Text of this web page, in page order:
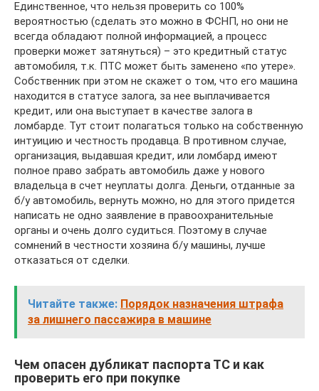
Единственное, что нельзя проверить со 100%
вероятностью (сделать это можно в ФСНП, но они не
всегда обладают полной информацией, а процесс
проверки может затянуться) – это кредитный статус
автомобиля, т.к. ПТС может быть заменено «по утере».
Собственник при этом не скажет о том, что его машина
находится в статусе залога, за нее выплачивается
кредит, или она выступает в качестве залога в
ломбарде. Тут стоит полагаться только на собственную
интуицию и честность продавца. В противном случае,
организация, выдавшая кредит, или ломбард имеют
полное право забрать автомобиль даже у нового
владельца в счет неуплаты долга. Деньги, отданные за
б/у автомобиль, вернуть можно, но для этого придется
написать не одно заявление в правоохранительные
органы и очень долго судиться. Поэтому в случае
сомнений в честности хозяина б/у машины, лучше
отказаться от сделки.
Читайте также: Порядок назначения штрафа
за лишнего пассажира в машине
Чем опасен дубликат паспорта ТС и как
проверить его при покупке